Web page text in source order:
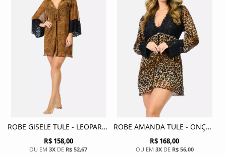
ROBE GISELE TULE - LEOPARDO AVELA
R$ 158,00
3X DE R$ 52,67
ROBE AMANDA TULE - ONÇA MOUSSE
R$ 168,00
3XDE R$ 56,00